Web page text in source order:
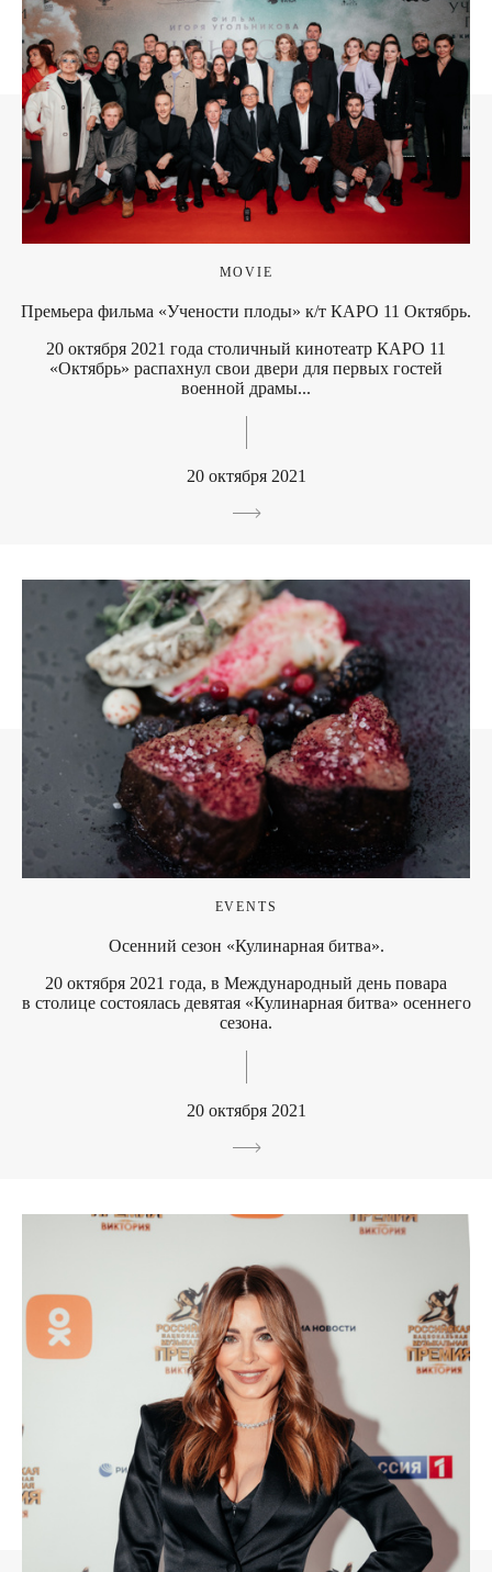
MOVIE
Премьера фильма «Учености плоды» к/т КАРО 11 Октябрь.
20 октября 2021 года столичный кинотеатр КАРО 11
«Октябрь» распахнул свои двери для первых гостей
военной драмы...
20 октября 2021
EVENTS
Осенний сезон «Кулинарная битва».
20 октября 2021 года, в Международный день повара
в столице состоялась девятая «Кулинарная битва» осеннего
сезона.
20 октября 2021